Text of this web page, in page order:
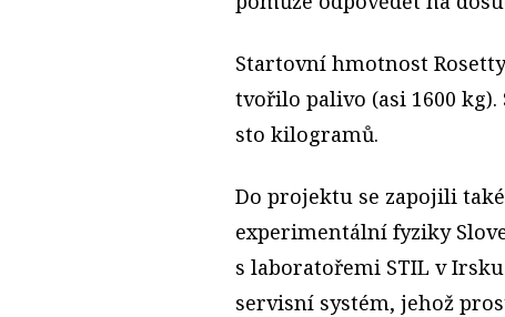
Startovní hmotnost
tvořilo palivo (asi 1600
sto kilogramů.
Do projektu se zapojili
experimentální fyziky
s laboratořemi STIL v
servisní systém, jehož